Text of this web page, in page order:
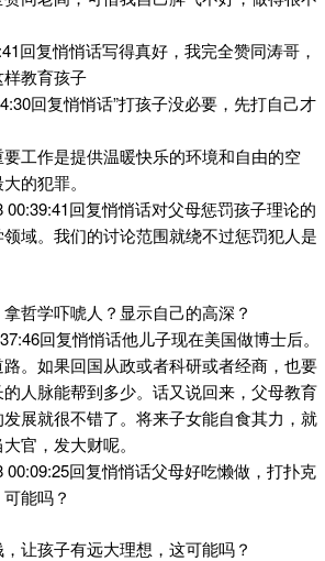
回复悄悄话写得真好，我完全赞同涛哥，
教育孩子
回复悄悄话”打孩子没必要，先打自己才
工作是提供温暖快乐的环境和自由的空
的犯罪。
00:39:41回复悄悄话对父母惩罚孩子理论的
域。我们的讨论范围就绕不过惩罚犯人是
哲学吓唬人？显示自己的高深？
回复悄悄话他儿子现在美国做博士后。
。如果回国从政或者科研或者经商，也要
人脉能帮到多少。话又说回来，父母教育
展就很不错了。将来子女能自食其力，就
官，发大财呢。
00:09:25回复悄悄话父母好吃懒做，打扑克
能吗？
让孩子有远大理想，这可能吗？